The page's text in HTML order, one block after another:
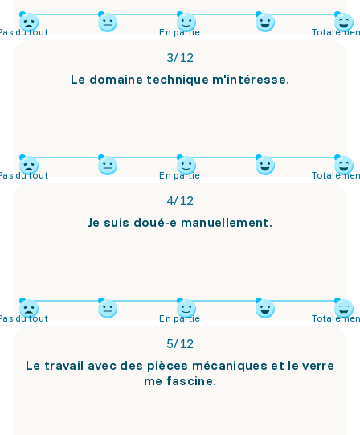
du tout En partie
3/12
Le domaine technique m'intéresse.
du tout En partie
4/12
Je suis doué-e manuellement.
du tout En partie
5/12
Le travail avec des pièces mécaniques et le verre
me fascine.